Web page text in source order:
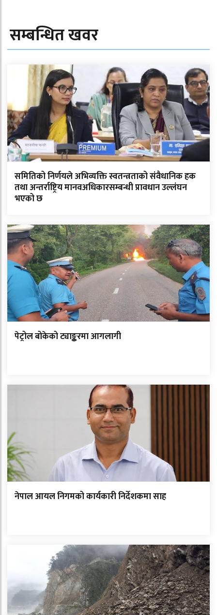
सम्बन्धित खवर
समितिको निर्णयले अभिव्यक्ति स्वतन्त्रताको संवैधानिक हक
तथा अन्तर्राष्ट्रिय मानवअधिकारसम्बन्धी प्रावधान उल्लंघन
भएको छ
पेट्रोल बोकेको ट्याङ्करमा आगलागी
नेपाल आयल निगमको कार्यकारी निर्देशकमा साह